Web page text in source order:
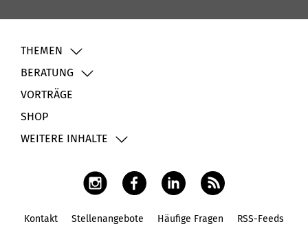
THEMEN
BERATUNG
VORTRÄGE
SHOP
WEITERE INHALTE
Kontakt Stellenangebote Häufige Fragen RSS-Feeds